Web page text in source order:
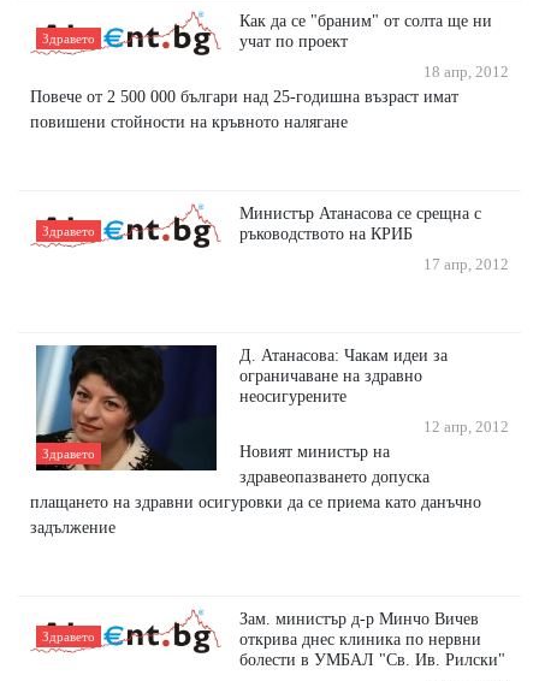
Здравето
Как да се "браним" от солта ще ни
учат по проект
18 апр, 2012
Повече от 2 500 000 българи над 25-годишна възраст имат
повишени стойности на кръвното налягане
Здравето
Министър Атанасова се срещна с
ръководството на КРИБ
17 апр, 2012
Здравето
Д. Атанасова: Чакам идеи за
ограничаване на здравно
неосигурените
12 апр, 2012
Новият министър на
здравеопазването допуска
плащането на здравни осигуровки да се приема като данъчно
задължение
Здравето
Зам. министър д-р Минчо Вичев
открива днес клиника по нервни
болести в УМБАЛ "Св. Ив. Рилски"